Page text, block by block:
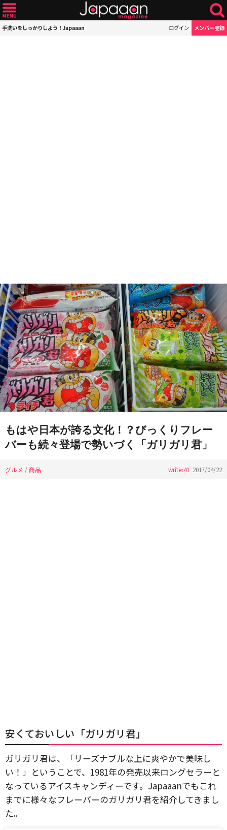
手洗いをしっかりしよう！Japaaan ログイン メンバー登録
もはや日本が誇る文化！？びっくりフレー
バーも続々登場で勢いづく「ガリガリ君」
グルメ /商品 writer41 2017/04/22
安くておいしい「ガリガリ君」
ガリガリ君は、「リーズナブルな上に爽やかで美味し
い！」ということで、1981年の発売以来ロングセラーと
なっているアイスキャンディーです。Japaaanでもこれ
までに様々なフレーバーのガリガリ君を紹介してきまし
た。